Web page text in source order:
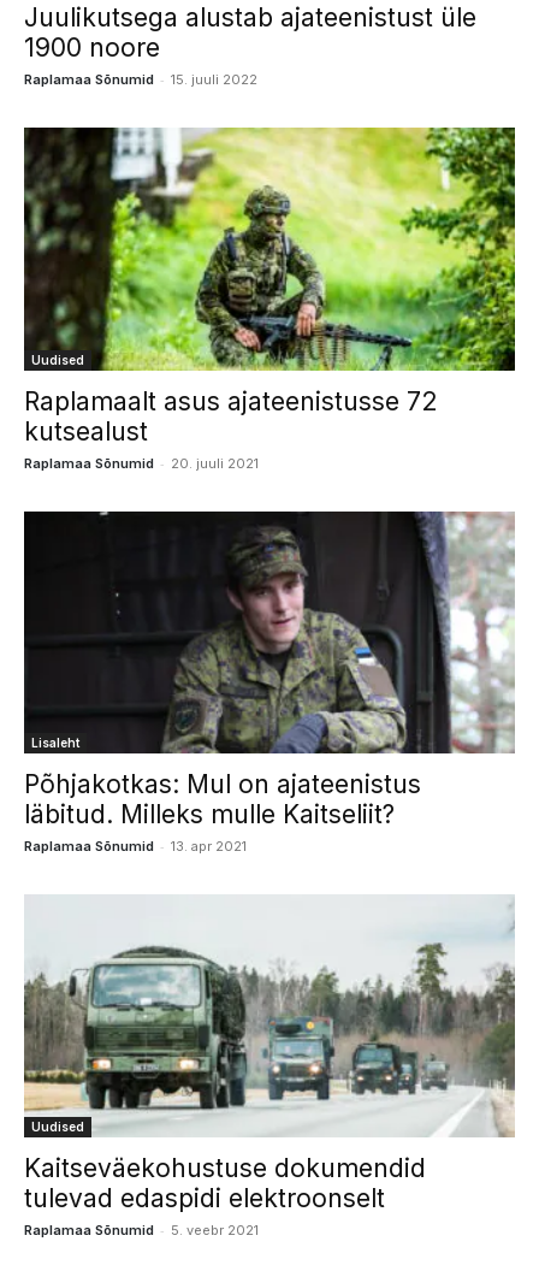
Juulikutsega alustab ajateenistust üle
1900 noore
Raplamaa Sõnumid - 15. juuli 2022
Uudised
Raplamaalt asus ajateenistusse 72
kutsealust
Raplamaa Sõnumid - 20. juuli 2021
Lisaleht
Põhjakotkas: Mul on ajateenistus
läbitud. Milleks mulle Kaitseliit?
Raplamaa Sõnumid - 13. apr 2021
Uudised
Kaitseväekohustuse dokumendid
tulevad edaspidi elektroonselt
Raplamaa Sõnumid - 5. veebr 2021